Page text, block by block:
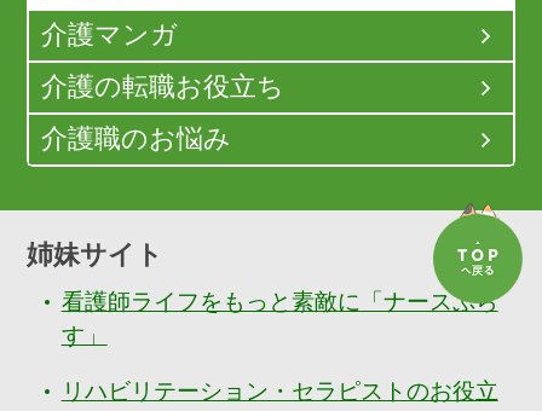
介護マンガ
介護の転職お役立ち
介護職のお悩み
姉妹サイト
看護師ライフをもっと素敵に「ナースぷら
す」
リハビリテーション・セラピストのお役立